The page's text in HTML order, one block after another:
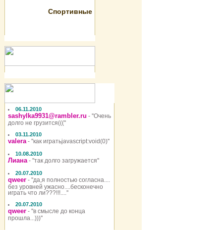
Спортивные
06.11.2010
sashylka9931@rambler.ru - ''Очень
долго не грузится(((''
03.11.2010
valera- ''как игратьjavascript:void(0)''
10.08.2010
Лиана- ''так долго загружается''
20.07.2010
qweer - ''да,я полностью согласна....
без уровней ужасно....бесконечно
играть что ли???!!!....''
20.07.2010
qweer - ''в смысле до конца
прошла...)))''